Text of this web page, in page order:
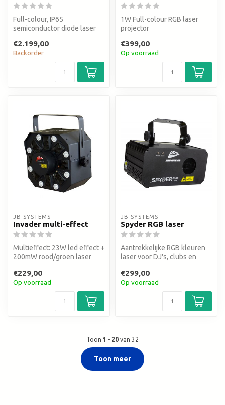
Full-colour, IP65
semiconductor diode laser
€2.199,00
Backorder
1W Full-colour RGB laser
projector
(300mW) Blauw (600mW) la...
€399,00
Op voorraad
JB SYSTEMS
Invader multi-effect
Multieffect: 23W led effect +
200mW rood/groen laser
€229,00
Op voorraad
JB SYSTEMS
Spyder RGB laser
Aantrekkelijke RGB kleuren
laser voor DJ's, clubs en
€299,00
Op voorraad
Toon 1 - 20 van 32
Toon meer